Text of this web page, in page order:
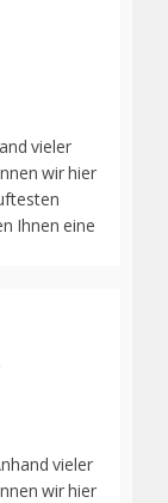
vieler
wir hier
Ihnen eine
vieler
wir hier